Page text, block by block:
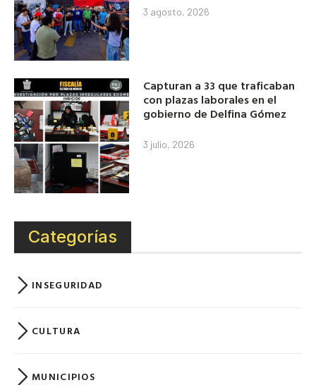
3 agosto, 2026
Capturan a 33 que traficaban
con plazas laborales en el
gobierno de Delfina Gómez
3 julio, 2026
Categorías
INSEGURIDAD
CULTURA
MUNICIPIOS